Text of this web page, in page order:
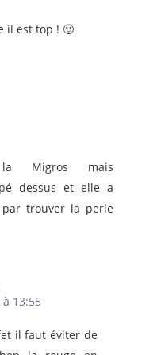
il est top ! 🙂
Migros mais
dessus et elle a
trouver la perle
13:55
il faut éviter de